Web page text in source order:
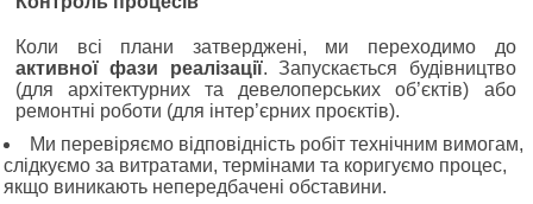
Коли всі плани затверджені, ми переходимо до
активної фази реалізації. Запускається будівництво
(для архітектурних та девелоперських об’єктів) або
ремонтні роботи (для інтер’єрних проєктів).
Ми перевіряємо відповідність робіт технічним вимогам,
слідкуємо за витратами, термінами та коригуємо процес,
якщо виникають непередбачені обставини.